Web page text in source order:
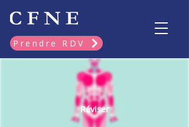
Prendre RDV
Réviser